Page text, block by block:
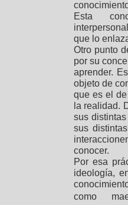
Esta
que lo
Otro punto
por su
aprender.
objeto de
que es el
la realidad.
sus
sus
conocer.
Por esa
ideología,
como 